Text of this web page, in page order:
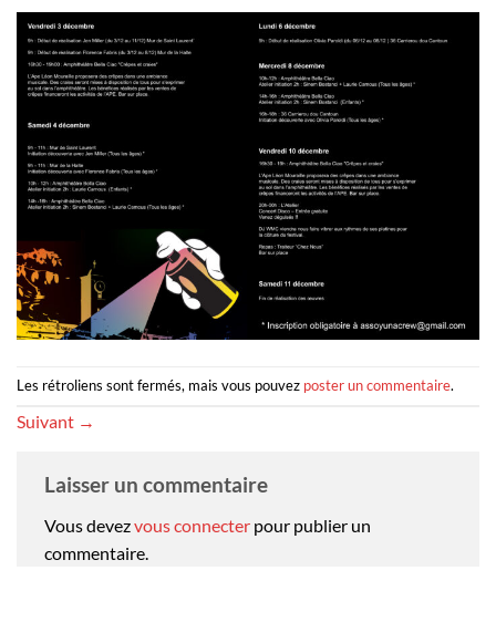
Les rétroliens sont fermés, mais vous pouvez poster un commentaire.
Suivant →
Laisser un commentaire
Vous devezvous connecter pour publier un
commentaire.